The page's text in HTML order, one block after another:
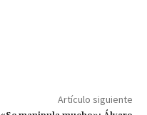
Artículo siguiente